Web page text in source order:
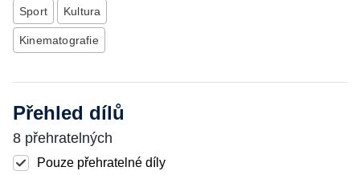
Sport Kultura
Kinematografie
Přehled dílů
8 přehratelných
Pouze přehratelné díly